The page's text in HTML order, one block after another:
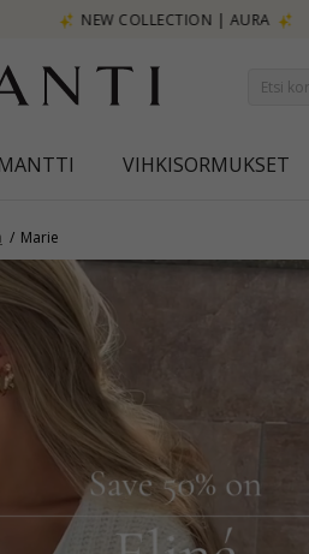
| AURA
VIHKISORMUKSET
Marie